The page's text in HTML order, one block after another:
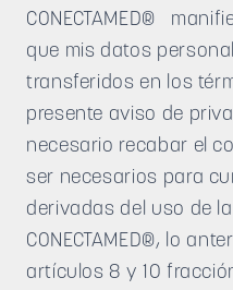
CONECTAMED®
que mis datos
transferidos en los
presente aviso de
necesario recabar el
ser necesarios para
derivadas del uso de
CONECTAMED®, lo
artículos 8 y 10